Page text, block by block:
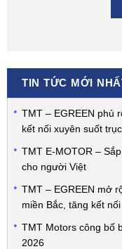
TIN TỨC MỚI
TMT – EGREEN phủ
kết nối xuyên suốt
TMT E-MOTOR –
cho người Việt
TMT – EGREEN mở
miền Bắc, tăng kết
TMT Motors công bố
2026